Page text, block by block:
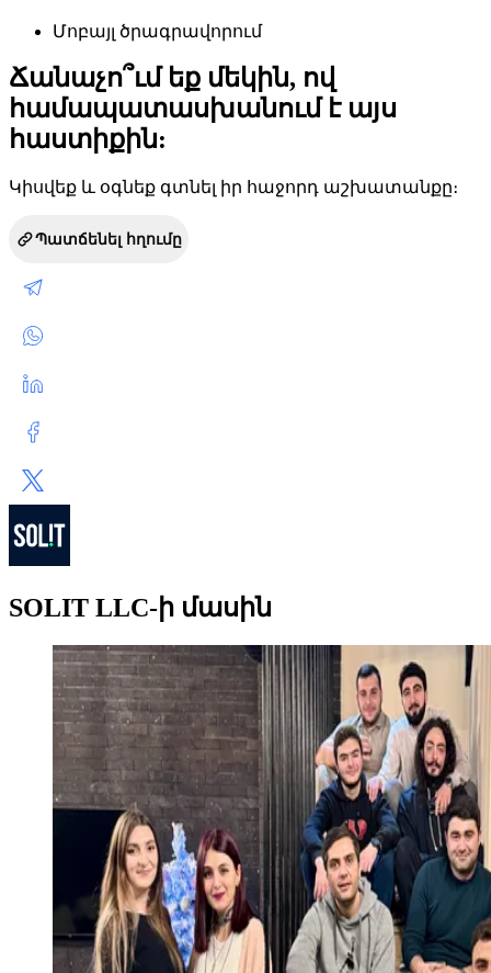
Մոբայլ ծրագրավորում
Ճանաչո՞ւմ եք մեկին, ով
համապատասխանում է այս
հաստիքին:
Կիսվեք և օգնեք գտնել իր հաջորդ աշխատանքը։
Պատճենել հղումը
SOLIT LLC-ի մասին